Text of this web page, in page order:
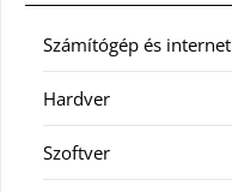
Számítógép és internet
Hardver
Szoftver